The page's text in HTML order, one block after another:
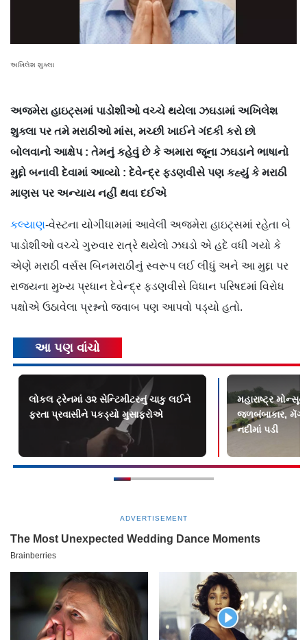
અખિલેશ શુક્લા
અજમેરા હાઇટ્સમાં પાડોશીઓ વચ્ચે થયેલા ઝઘડામાં અખિલેશ
શુક્લા પર તમે મરાઠીઓ માંસ, મચ્છી ખાઈને ગંદકી કરો છો
બોલવાનો આક્ષેપ : તેમનું કહેવું છે કે અમારા જૂના ઝઘડાને ભાષાનો
મુદ્દો બનાવી દેવામાં આવ્યો : દેવેન્દ્ર ફડણવીસે પણ કહ્યું કે મરાઠી
માણસ પર અન્યાય નહીં થવા દઈએ
કલ્યાણ-વેસ્ટના યોગીધામમાં આવેલી અજમેરા હાઇટ્સમાં રહેતા બે
પાડોશીઓ વચ્ચે ગુરુવાર રાત્રે થયેલો ઝઘડો એ હદે વધી ગયો કે
એણે મરાઠી વર્સસ બિનમરાઠીનું સ્વરૂપ લઈ લીધું અને આ મુદ્દા પર
રાજ્યના મુખ્ય પ્રધાન દેવેન્દ્ર ફડણવીસે વિધાન પરિષદમાં વિરોધ
પક્ષોએ ઉઠાવેલા પ્રશ્નનો જવાબ પણ આપવો પડ્યો હતો.
આ પણ વાંચો
લોકલ ટ્રેનમાં ૩૨ સેન્ટિમીટરનું ચાકુ લઈને
ફરતા પ્રવાસીને પકડ્યો મુસાફરોએ
મહારાષ્ટ્ર
જળબંબાકાર,
નદીમાં પડી
ADVERTISEMENT